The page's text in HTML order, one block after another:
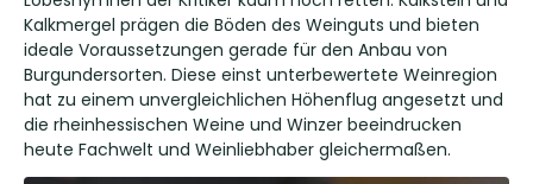
Kalkmergel prägen die Böden des Weinguts und bieten
ideale Voraussetzungen gerade für den Anbau von
Burgundersorten. Diese einst unterbewertete Weinregion
hat zu einem unvergleichlichen Höhenflug angesetzt und
die rheinhessischen Weine und Winzer beeindrucken
heute Fachwelt und Weinliebhaber gleichermaßen.